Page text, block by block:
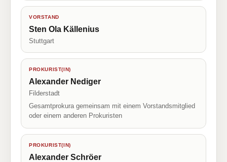
VORSTAND
Sten Ola Källenius
Stuttgart
PROKURIST(IN)
Alexander Nediger
Filderstadt
Gesamtprokura gemeinsam mit einem Vorstandsmitglied
oder einem anderen Prokuristen
PROKURIST(IN)
Alexander Schröer